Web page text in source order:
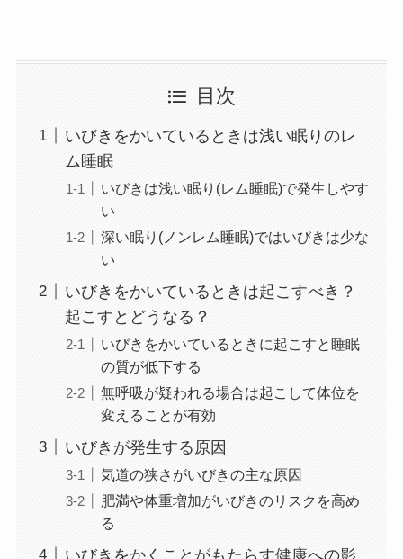
目次
いびきをかいているときは浅い眠りのレ
ム睡眠
いびきは浅い眠り(レム睡眠)で発生しやす
い
深い眠り(ノンレム睡眠)ではいびきは少な
い
いびきをかいているときは起こすべき？
起こすとどうなる？
いびきをかいているときに起こすと睡眠
の質が低下する
無呼吸が疑われる場合は起こして体位を
変えることが有効
いびきが発生する原因
気道の狭さがいびきの主な原因
肥満や体重増加がいびきのリスクを高め
る
いびきをかくことがもたらす健康への影